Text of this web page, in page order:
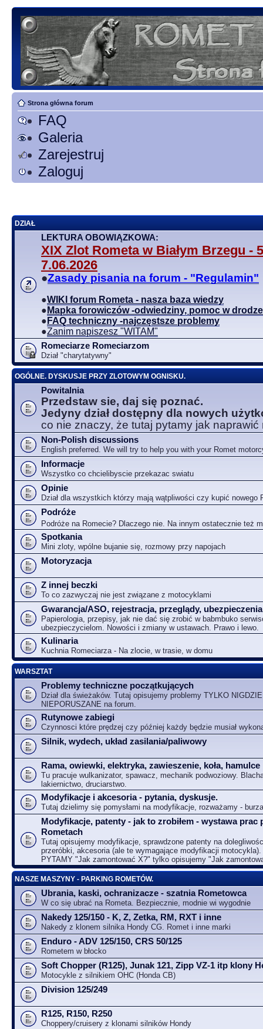
Strona główna forum
FAQ
Galeria
Zarejestruj
Zaloguj
DZIAŁ
LEKTURA OBOWIĄZKOWA:
XIX Zlot Rometa w Białym Brzegu -
7.06.2026
●Zasady pisania na forum - "Regulamin"
●WIKI forum Rometa - nasza baza wiedzy
● Mapka forowiczów -odwiedziny, pomoc w drodze
● FAQ techniczny -najczęstsze problemy
●Zanim napiszesz "WITAM"
Romeciarze Romeciarzom
Dział "charytatywny"
OGÓLNE. DYSKUSJE PRZY ZLOTOWYM OGNISKU.
Powitalnia
Przedstaw sie, daj się poznać.
Jedyny dział dostępny dla nowych
co nie znaczy, że tutaj pytamy jak naprawić
Non-Polish discussions
English preferred. We will try to help you with your Romet
Informacje
Wszystko co chcielibyscie przekazac swiatu
Opinie
Dział dla wszystkich którzy mają wątpliwości czy kupić nowego
Podróże
Podróże na Romecie? Dlaczego nie. Na innym ostatecznie też
Spotkania
Mini zloty, wpólne bujanie się, rozmowy przy napojach
Motoryzacja
Z innej beczki
To co zazwyczaj nie jest związane z motocyklami
Gwarancja/ASO, rejestracja, przeglądy,
Papierologia, przepisy, jak nie dać się zrobić w babmbuko
ubezpieczycielom. Nowości i zmiany w ustawach. Prawo i lewo.
Kulinaria
Kuchnia Romeciarza - Na zlocie, w trasie, w domu
WARSZTAT
Problemy techniczne początkujących
Dział dla świeżaków. Tutaj opisujemy problemy TYLKO NIGDZIE
NIEPORUSZANE na forum.
Rutynowe zabiegi
Czynnosci które prędzej czy później każdy będzie musiał
Silnik, wydech, układ zasilania/paliwowy
Rama, owiewki, elektryka, zawieszenie, koła, hamulce
Tu pracuje wulkanizator, spawacz, mechanik podwoziowy.
lakiernictwo, druciarstwo.
Modyfikacje i akcesoria - pytania, dyskusje.
Tutaj dzielimy się pomysłami na modyfikacje, rozważamy -
Modyfikacje, patenty - jak to zrobiłem - wystawa prac
Rometach
Tutaj opisujemy modyfikacje, sprawdzone patenty na
przeróbki, akcesoria (ale te wymagające modyfikacji
PYTAMY "Jak zamontować X?" tylko opisujemy "Jak
NASZE MASZYNY - PARKING ROMETÓW.
Ubrania, kaski, ochranizacze - szatnia Rometowca
W co się ubrać na Rometa. Bezpiecznie, modnie wi wygodnie
Nakedy 125/150 - K, Z, Zetka, RM, RXT i inne
Nakedy z klonem silnika Hondy CG. Romet i inne marki
Enduro - ADV 125/150, CRS 50/125
Rometem w błocko
Soft Chopper (R125), Junak 121, Zipp VZ-1 itp klony
Motocykle z silnikiem OHC (Honda CB)
Division 125/249
R125, R150, R250
Choppery/cruisery z klonami silników Hondy